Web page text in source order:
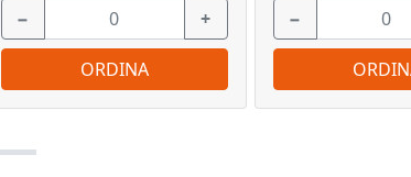
− +
ORDINA
−